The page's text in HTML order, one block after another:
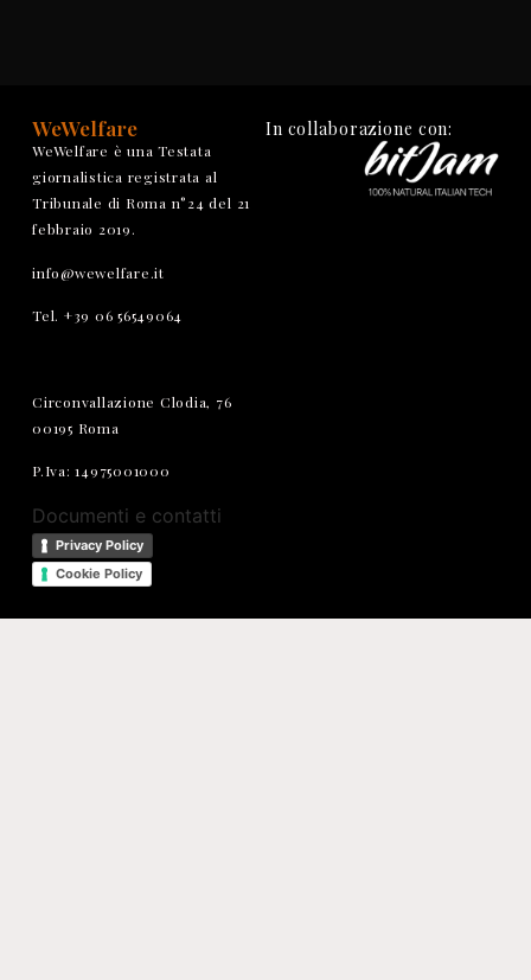
WeWelfare
WeWelfare è una Testata
giornalistica registrata al
Tribunale di Roma n°24 del 21
febbraio 2019.
info@wewelfare.it
Tel. +39 06 56549064
Circonvallazione Clodia, 76
00195 Roma
P.Iva: 14975001000
Documenti e contatti
Privacy Policy
Cookie Policy
In collaborazione con: